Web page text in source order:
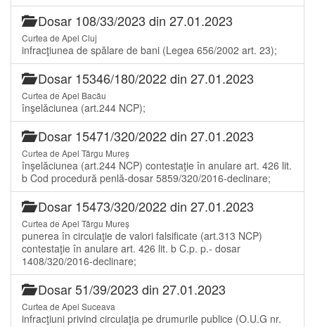
Dosar 108/33/2023 din 27.01.2023
Curtea de Apel Cluj
infracţiunea de spălare de bani (Legea 656/2002 art. 23);
Dosar 15346/180/2022 din 27.01.2023
Curtea de Apel Bacău
înşelăciunea (art.244 NCP);
Dosar 15471/320/2022 din 27.01.2023
Curtea de Apel Târgu Mureș
înşelăciunea (art.244 NCP) contestaţie în anulare art. 426 lit.
b Cod procedură penlă-dosar 5859/320/2016-declinare;
Dosar 15473/320/2022 din 27.01.2023
Curtea de Apel Târgu Mureș
punerea în circulaţie de valori falsificate (art.313 NCP)
contestaţie în anulare art. 426 lit. b C.p. p.- dosar
1408/320/2016-declinare;
Dosar 51/39/2023 din 27.01.2023
Curtea de Apel Suceava
infracţiuni privind circulaţia pe drumurile publice (O.U.G nr.